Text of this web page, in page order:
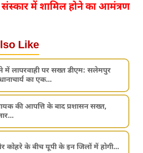
में शामिल होने का आमंत्रण
Like
में लापरवाही पर सख्त डीएम: सलेमपुर
का एक...
की आपत्ति के बाद प्रशासन सख्त,
के बीच यूपी के इन जिलों में होगी...